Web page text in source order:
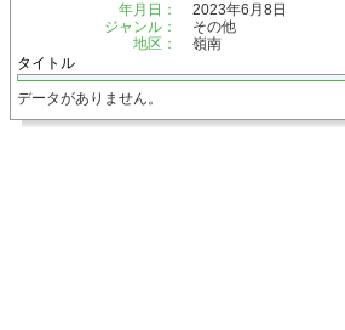
年月日：
2023年6月8日
ジャンル：
その他
地区：
嶺南
タイトル
データがありません。